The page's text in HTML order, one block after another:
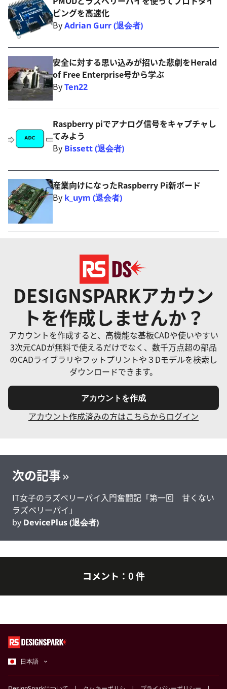
ピングを高速化
ByAdrian Gurr (退会者)
安全に対する思い込みが招いた悲劇をHerald
of Free Enterprise号から学ぶ
ByTen22
Raspberry piでアナログ信号をキャプチャし
てみよう
By Bissett (退会者)
産業向けになったRaspberry Pi新ボード
By k_uym (退会者)
DESIGNSPARKアカウン
トを作成しませんか？
アカウントを作成すると、高機能な基板CADや使いやすい
3次元CADが無料で使えるだけでなく、数千万点超の部品
のCADライブラリやフットプリントや３Dモデルを検索し
ダウンロードできます。
アカウントを作成
アカウント作成済みの方はこちらからログイン
次の記事
IT女子のラズベリーパイ入門奮闘記「第一回 甘くない
ラズベリーパイ」
by DevicePlus (退会者)
コメント：0 件
日本語